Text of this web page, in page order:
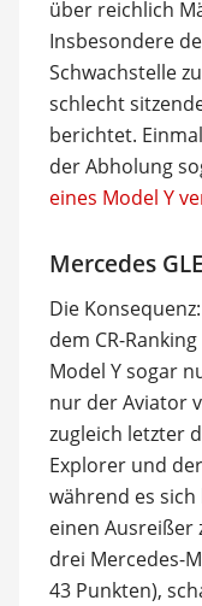
über reichlich
Insbesondere
Schwachstelle
schlecht
berichtet.
der Abholung
eines Model Y
Mercedes
Die
dem CR-
Model Y sogar
nur der Aviator
zugleich letzter
Explorer und
während es
einen Ausreißer
drei Mercedes-
43 Punkten),